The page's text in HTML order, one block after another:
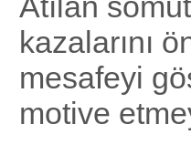
kazalarını
mesafeyi
motive